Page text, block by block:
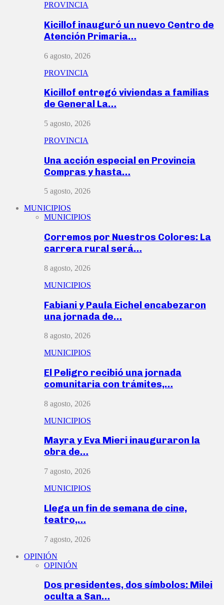
PROVINCIA
Kicillof inauguró un nuevo Centro de
Atención Primaria…
6 agosto, 2026
PROVINCIA
Kicillof entregó viviendas a familias
de General La…
5 agosto, 2026
PROVINCIA
Una acción especial en Provincia
Compras y hasta…
5 agosto, 2026
MUNICIPIOS
MUNICIPIOS
Corremos por Nuestros Colores: La
carrera rural será…
8 agosto, 2026
MUNICIPIOS
Fabiani y Paula Eichel encabezaron
una jornada de…
8 agosto, 2026
MUNICIPIOS
El Peligro recibió una jornada
comunitaria con trámites,…
8 agosto, 2026
MUNICIPIOS
Mayra y Eva Mieri inauguraron la
obra de…
7 agosto, 2026
MUNICIPIOS
Llega un fin de semana de cine,
teatro,…
7 agosto, 2026
OPINIÓN
OPINIÓN
Dos presidentes, dos símbolos: Milei
oculta a San…